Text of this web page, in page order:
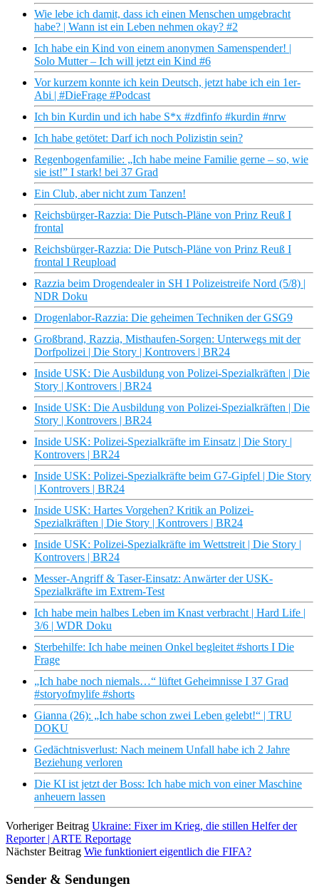
Wie lebe ich damit, dass ich einen Menschen umgebracht
habe? | Wann ist ein Leben nehmen okay? #2
Ich habe ein Kind von einem anonymen Samenspender! |
Solo Mutter – Ich will jetzt ein Kind #6
Vor kurzem konnte ich kein Deutsch, jetzt habe ich ein 1er-
Abi | #DieFrage #Podcast
Ich bin Kurdin und ich habe S*x #zdfinfo #kurdin #nrw
Ich habe getötet: Darf ich noch Polizistin sein?
Regenbogenfamilie: „Ich habe meine Familie gerne – so, wie
sie ist!” I stark! bei 37 Grad
Ein Club, aber nicht zum Tanzen!
Reichsbürger-Razzia: Die Putsch-Pläne von Prinz Reuß I
frontal
Reichsbürger-Razzia: Die Putsch-Pläne von Prinz Reuß I
frontal I Reupload
Razzia beim Drogendealer in SH I Polizeistreife Nord (5/8) |
NDR Doku
Drogenlabor-Razzia: Die geheimen Techniken der GSG9
Großbrand, Razzia, Misthaufen-Sorgen: Unterwegs mit der
Dorfpolizei | Die Story | Kontrovers | BR24
Inside USK: Die Ausbildung von Polizei-Spezialkräften | Die
Story | Kontrovers | BR24
Inside USK: Die Ausbildung von Polizei-Spezialkräften | Die
Story | Kontrovers | BR24
Inside USK: Polizei-Spezialkräfte im Einsatz | Die Story |
Kontrovers | BR24
Inside USK: Polizei-Spezialkräfte beim G7-Gipfel | Die Story
| Kontrovers | BR24
Inside USK: Hartes Vorgehen? Kritik an Polizei-
Spezialkräften | Die Story | Kontrovers | BR24
Inside USK: Polizei-Spezialkräfte im Wettstreit | Die Story |
Kontrovers | BR24
Messer-Angriff & Taser-Einsatz: Anwärter der USK-
Spezialkräfte im Extrem-Test
Ich habe mein halbes Leben im Knast verbracht | Hard Life |
3/6 | WDR Doku
Sterbehilfe: Ich habe meinen Onkel begleitet #shorts I Die
Frage
„Ich habe noch niemals…“ lüftet Geheimnisse I 37 Grad
#storyofmylife #shorts
Gianna (26): „Ich habe schon zwei Leben gelebt!“ | TRU
DOKU
Gedächtnisverlust: Nach meinem Unfall habe ich 2 Jahre
Beziehung verloren
Die KI ist jetzt der Boss: Ich habe mich von einer Maschine
anheuern lassen
Vorheriger Beitrag Ukraine: Fixer im Krieg, die stillen Helfer der
Reporter | ARTE Reportage
Nächster Beitrag Wie funktioniert eigentlich die FIFA?
Sender & Sendungen